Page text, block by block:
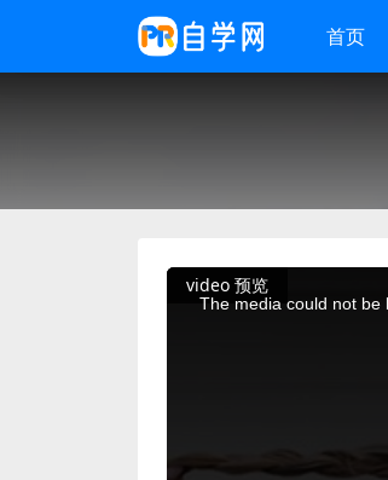
首页
video 预览
This
The media could not be